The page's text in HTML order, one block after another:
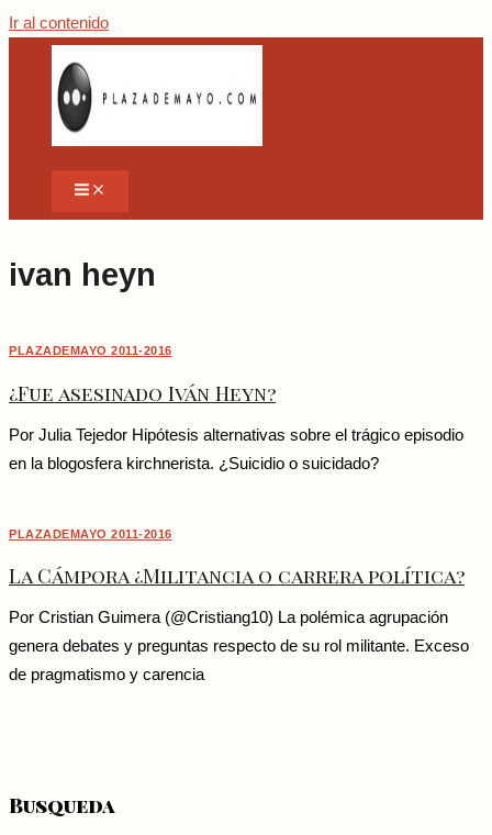
Ir al contenido
ivan heyn
PLAZADEMAYO 2011-2016
¿Fue asesinado Iván Heyn?
Por Julia Tejedor Hipótesis alternativas sobre el trágico episodio
en la blogosfera kirchnerista. ¿Suicidio o suicidado?
PLAZADEMAYO 2011-2016
La Cámpora ¿Militancia o carrera política?
Por Cristian Guimera (@Cristiang10) La polémica agrupación
genera debates y preguntas respecto de su rol militante. Exceso
de pragmatismo y carencia
Busqueda